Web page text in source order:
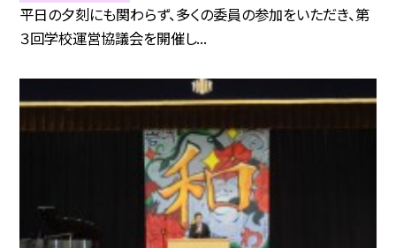
平日の夕刻にも関わらず、多くの委員の参加をいただき、第
３回学校運営協議会を開催し...